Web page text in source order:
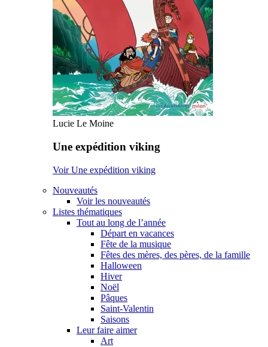
Lucie Le Moine
Une expédition viking
Voir Une expédition viking
Nouveautés
Voir les nouveautés
Listes thématiques
Tout au long de l’année
Départ en vacances
Fête de la musique
Fêtes des mères, des pères, de la famille
Halloween
Hiver
Noël
Pâques
Saint-Valentin
Saisons
Leur faire aimer
Art